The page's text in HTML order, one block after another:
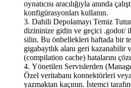
oynatıcısı aracılığıyla anında
konfigürasyonları kullanın.
Dahili Depolamayı Temiz
dizininize gidin ve geçici .godot/
silin. Bu önbellekleri haftada bir
gigabaytlık alanı geri kazanabilir
(compilation cache) hatalarını
Yönetilen Servislerden
Özel veritabanı konnektörleri
yazmaktan kaçının. İstemci